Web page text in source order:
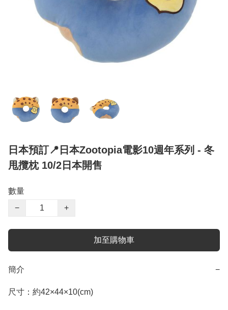
日本預訂📍日本Zootopia電影10週年系列 - 冬
甩攬枕 10/2日本開售
數量
−
+
加至購物車
簡介 −
尺寸：約42×44×10(cm)